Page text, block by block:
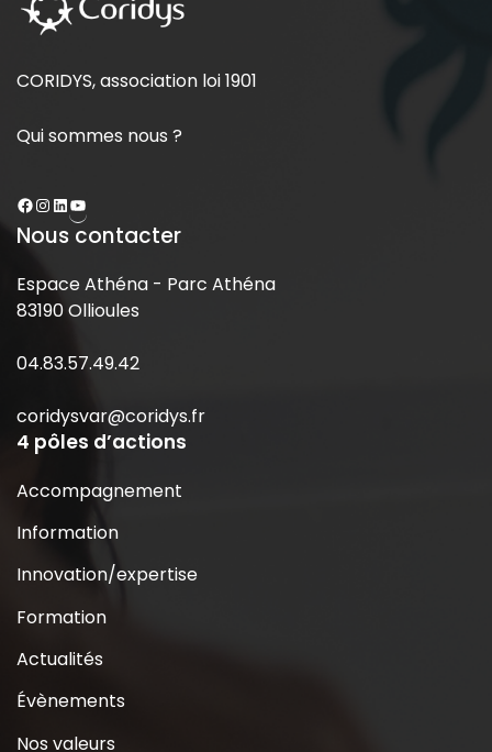
CORIDYS, association loi 1901
Qui sommes nous ?
Nous contacter
Espace Athéna - Parc Athéna
83190 Ollioules
04.83.57.49.42
coridysvar@coridys.fr
4 pôles d’actions
Accompagnement
Information
Innovation/expertise
Formation
Actualités
Évènements
Nos valeurs